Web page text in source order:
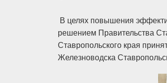
В целях повышения
решением Правительства
Ставропольского края
Железноводска